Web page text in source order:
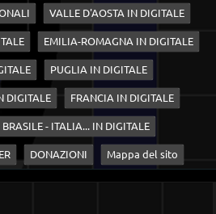
VALLE D'AOSTA IN DIGITALE
EMILIA-ROMAGNA IN DIGITALE
PUGLIA IN DIGITALE
DIGITALE FRANCIA IN DIGITALE
BRASILE - ITALIA... IN DIGITALE
DONAZIONI Mappa del sito